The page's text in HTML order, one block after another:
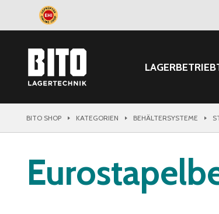
LAGERBETRIEB
BITO SHOP KATEGORIEN BEHÄLTERSYSTEME